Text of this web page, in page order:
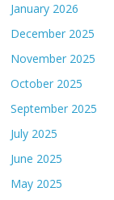
January 2026
December 2025
November 2025
October 2025
September 2025
July 2025
June 2025
May 2025